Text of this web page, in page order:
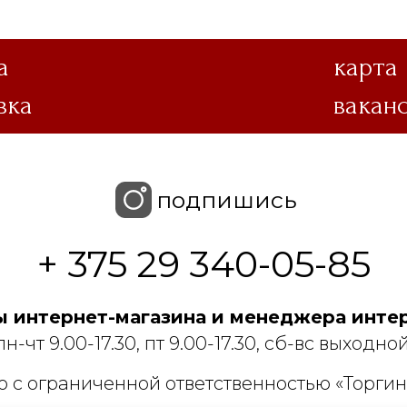
подпишись
+ 375 29 340-05-85
магазина и менеджера
чт 9.00-17.30, пт 9.00-17.30, сб-вс
ограниченной ответственностью